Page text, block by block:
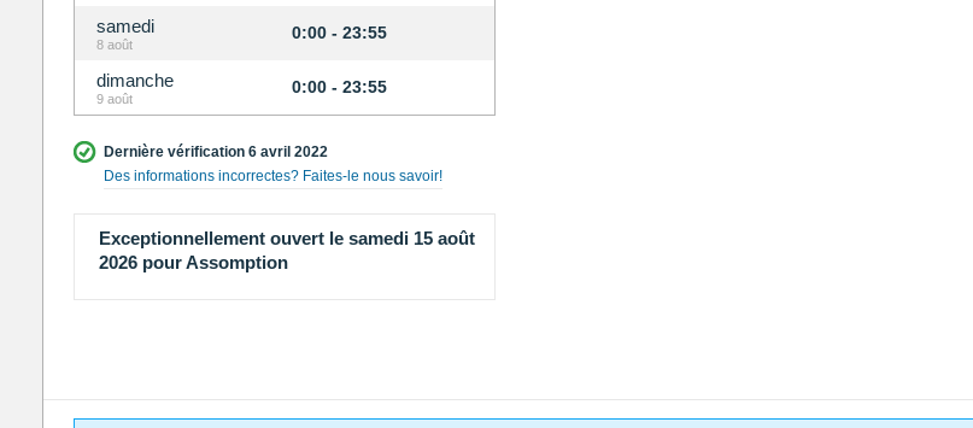
samedi
8 août
0:00 - 23:55
dimanche
9 août
0:00 - 23:55
Dernière vérification 6 avril 2022
Des informations incorrectes? Faites-le nous savoir!
Exceptionnellement ouvert le samedi 15 août
2026 pour Assomption